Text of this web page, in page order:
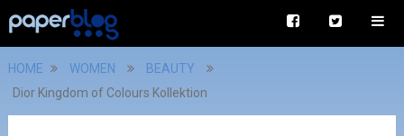
HOME WOMEN
BEAUTY
Dior Kingdom of Colours Kollektion